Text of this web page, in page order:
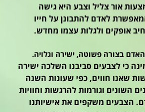
אור צליל וצבע היא גישה
לאדם להתבונן על חייו
אופקים ולגלות עצמו מחדש.
בצורה פשוטה, ישירה וגלויה.
כי לצבעים סביבנו השלכה ישירה
שאנו חווים, כפי שעונות השנה
השונים וגורמות להרגשות וחוויות
הצבעים משקפים את אישיותנו